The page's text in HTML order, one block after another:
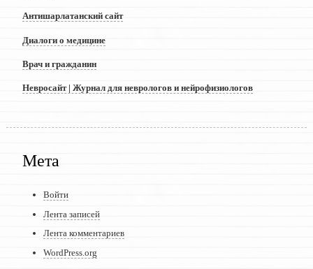
Антишарлатанский сайт
Диалоги о медицине
Врач и гражданин
Невросайт | Журнал для неврологов и нейрофизиологов
Мета
Войти
Лента записей
Лента комментариев
WordPress.org